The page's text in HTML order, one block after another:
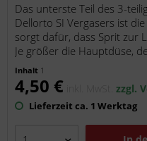
Das unterste Teil des 3-
Dellorto SI Vergasers ist
sorgt dafür, dass Sprit zur
Je größer die Hauptdüse,
Inhalt 1
4,50 € inkl. MwSt.zzgl.
Lieferzeit ca. 1 Werktag